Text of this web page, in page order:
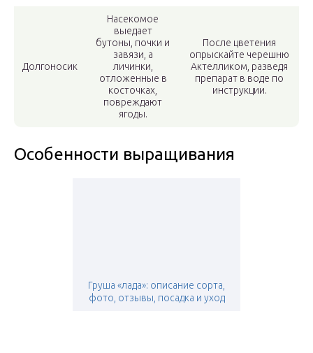
Долгоносик
Насекомое
выедает
бутоны, почки и
завязи, а
личинки,
отложенные в
косточках,
повреждают
ягоды.
После цветения
опрыскайте черешню
Актелликом, разведя
препарат в воде по
инструкции.
Особенности выращивания
Груша «лада»: описание сорта,
фото, отзывы, посадка и уход